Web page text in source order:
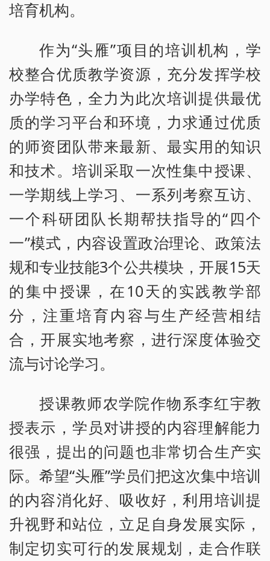
培育机构。
作为“头雁”项目的培训机构，学
校整合优质教学资源，充分发挥学校
办学特色，全力为此次培训提供最优
质的学习平台和环境，力求通过优质
的师资团队带来最新、最实用的知识
和技术。培训采取一次性集中授课、
一学期线上学习、一系列考察互访、
一个科研团队长期帮扶指导的“四个
一”模式，内容设置政治理论、政策法
规和专业技能3个公共模块，开展15天
的集中授课，在10天的实践教学部
分，注重培育内容与生产经营相结
合，开展实地考察，进行深度体验交
流与讨论学习。
授课教师农学院作物系李红宇教
授表示，学员对讲授的内容理解能力
很强，提出的问题也非常切合生产实
际。希望“头雁”学员们把这次集中培训
的内容消化好、吸收好，利用培训提
升视野和站位，立足自身发展实际，
制定切实可行的发展规划，走合作联